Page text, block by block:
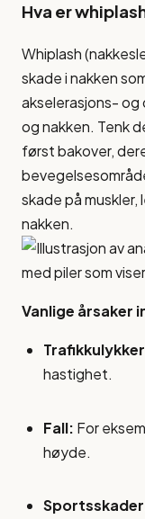
Hva er
Whiplash
skade i nakken
akselerasjons-
og nakken. Tenk
først bakover,
skade på
nakken.
Vanlige årsaker
hastighet.
Fall: For
høyde.